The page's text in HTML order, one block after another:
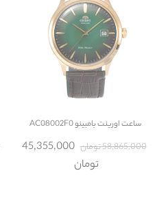
ساعتاورینت بامبینو AC08002F0
58,865,000 تومان
45,355,000
تومان